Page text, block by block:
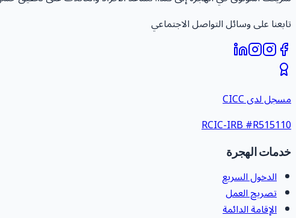
تابعنا على وسائل التواصل الاجتماعي
مسجل لدى CICC
RCIC-IRB #R515110
خدمات الهجرة
الدخول السريع
تصريح العمل
الإقامة الدائمة